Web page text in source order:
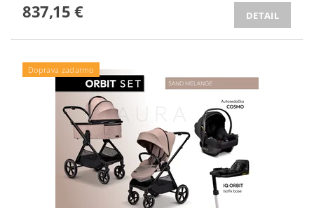
837,15 € DETAIL
Doprava zadarmo